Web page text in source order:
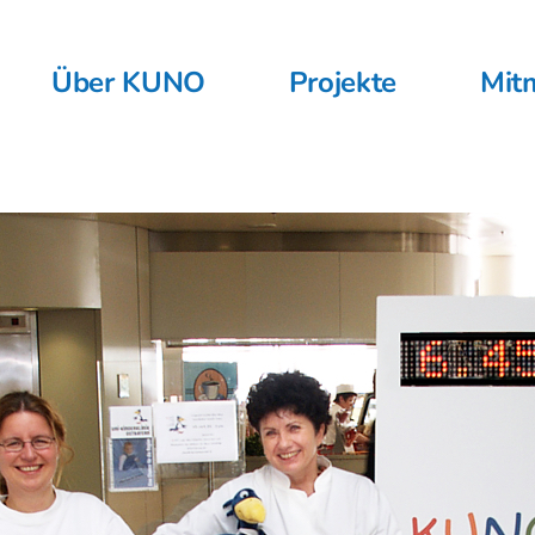
Über KUNO Projekte